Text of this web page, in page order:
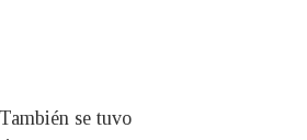
se tuvo